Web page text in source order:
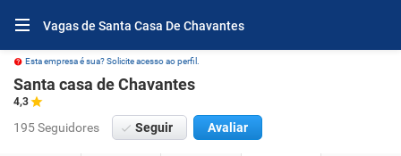
Vagas de Santa Casa De Chavantes
Esta empresa é sua? Solicite acesso ao perfil.
Santa casa de Chavantes
4,3
195 Seguidores Seguir Avaliar